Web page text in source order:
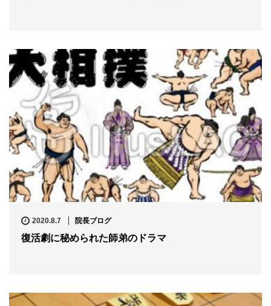
2020.8.7 院長ブログ
復活劇に秘められた師弟のドラマ